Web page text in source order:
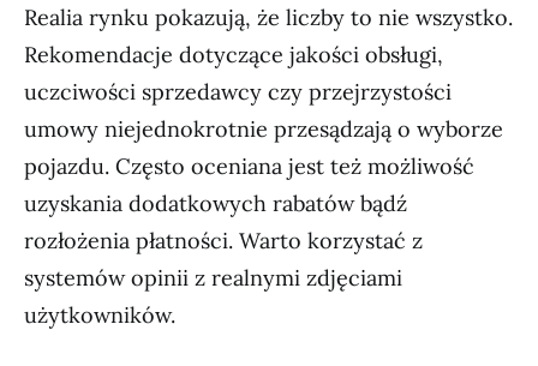
Realia rynku pokazują, że liczby to nie wszystko.
Rekomendacje dotyczące jakości obsługi,
uczciwości sprzedawcy czy przejrzystości
umowy niejednokrotnie przesądzają o wyborze
pojazdu. Często oceniana jest też możliwość
uzyskania dodatkowych rabatów bądź
rozłożenia płatności. Warto korzystać z
systemów opinii z realnymi zdjęciami
użytkowników.